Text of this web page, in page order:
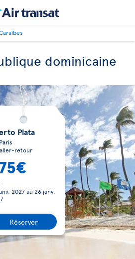
dominicaine
Plata
retour
2027au 26 janv.
Réserver